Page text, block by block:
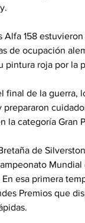
158
de ocupación
pintura roja por la
final de la guerra,
prepararon
la categoría Gran
de
Mundial
esa primera
Premios que